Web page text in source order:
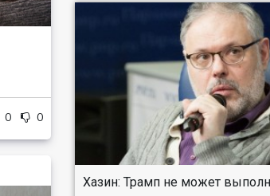
0 0
Хазин: Трамп не может